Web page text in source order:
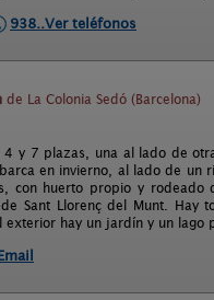
938..Ver teléfonos
de La Colonia Sedó (Barcelona)
y 7 plazas, una al lado de
en invierno, al lado de un
con huerto propio y rodeado
Llorenç del Munt. Hay
hay un jardín y un lago